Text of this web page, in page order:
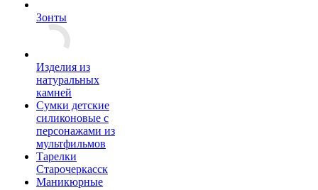
Зонты
Изделия из
натуральных
камней
Сумки детские
силиконовые с
персонажами из
мультфильмов
Тарелки
Старочеркасск
Маникюрные